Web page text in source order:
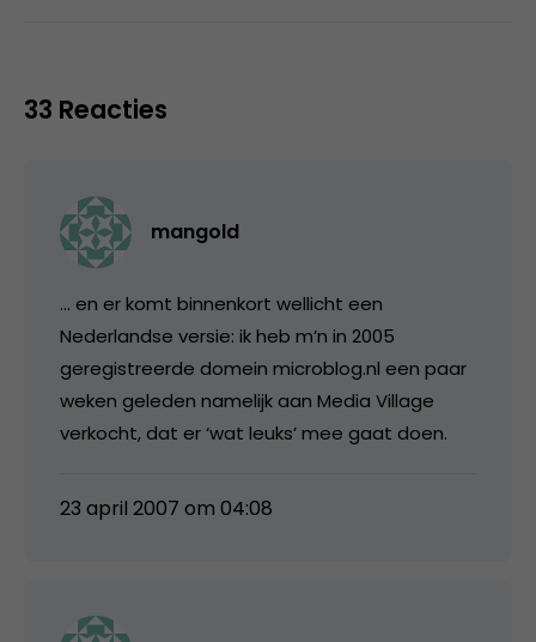
33 Reacties
mangold
… en er komt binnenkort wellicht een
Nederlandse versie: ik heb m’n in 2005
geregistreerde domein microblog.nl een paar
weken geleden namelijk aan Media Village
verkocht, dat er ‘wat leuks’ mee gaat doen.
23 april 2007 om 04:08